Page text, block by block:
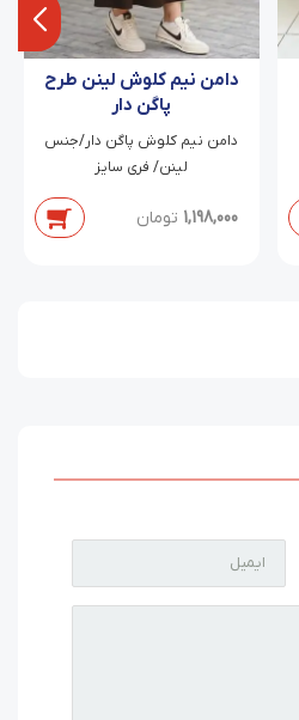
دامن نیم کلوش لینن طرح
پاگن دار
دامن نیم کلوش پاگن دار/جنس
لینن/ فری سایز
1,198,000 تومان